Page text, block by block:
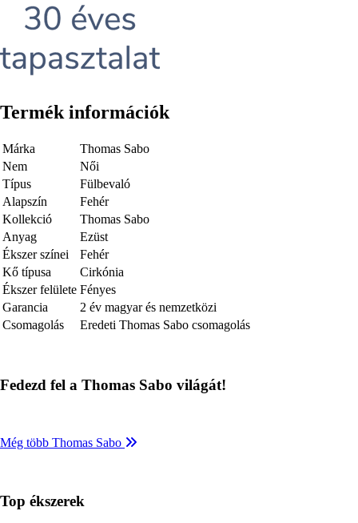
Termék információk
Márka
Thomas Sabo
Nem
Női
Típus
Fülbevaló
Alapszín
Fehér
Kollekció
Thomas Sabo
Anyag
Ezüst
Ékszer színei
Fehér
Kő típusa
Cirkónia
Ékszer felülete Fényes
Garancia
2 év magyar és nemzetközi
Csomagolás
Eredeti Thomas Sabo csomagolás
Fedezd fel a Thomas Sabo világát!
Még több Thomas Sabo
Top ékszerek